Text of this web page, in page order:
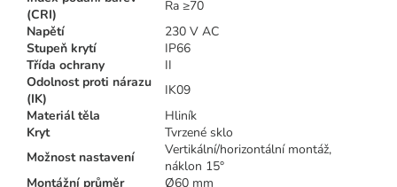
(CRI)
Ra ≥70
Napětí
230 V AC
Stupeň krytí
IP66
Třída ochrany
II
Odolnost proti nárazu
(IK)
IK09
Materiál těla
Hliník
Kryt
Tvrzené sklo
Možnost nastavení
Vertikální/horizontální montáž,
náklon 15°
Montážní průměr
Ø60 mm